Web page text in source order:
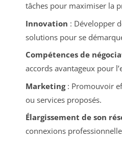
tâches pour maximiser la
Innovation : Développer
solutions pour se
Compétences de
accords avantageux pour
Marketing: Promouvoir
ou services proposés.
Élargissement de son
connexions